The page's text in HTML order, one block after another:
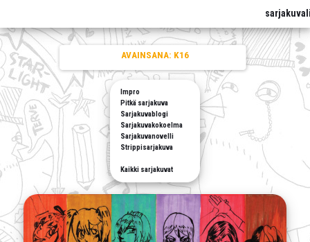
AVAINSANA: K16
Impro
Pitkä sarjakuva
Sarjakuvablogi
Sarjakuvakokoelma
Sarjakuvanovelli
Strippisarjakuva
Kaikki sarjakuvat